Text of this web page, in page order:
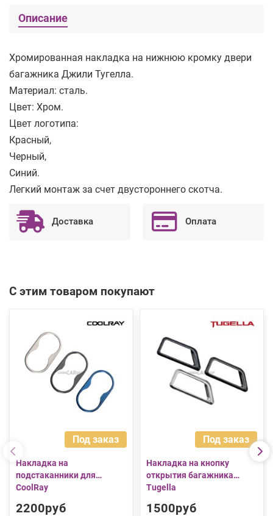
Описание
Хромированная накладка на нижнюю кромку двери
багажника Джили Тугелла.
Материал: сталь.
Цвет: Хром.
Цвет логотипа:
Красный,
Черный,
Синий.
Легкий монтаж за счет двустороннего скотча.
Доставка Оплата
С этим товаром покупают
Под заказ
Накладка на
подстаканники для
CoolRay
2200руб
Под заказ
Накладка на кнопку
открытия багажника
Tugella
1500руб